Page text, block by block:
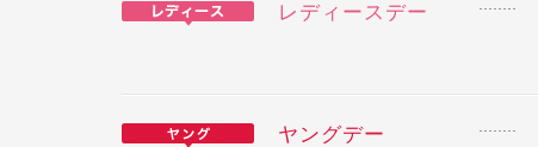
レディースデー
ヤングデー